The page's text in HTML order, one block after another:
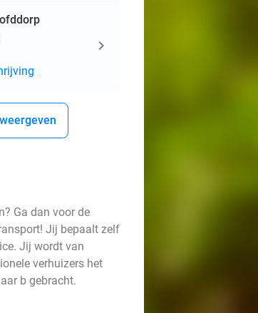
Ga dan voor de
Jij bepaalt zelf
Jij wordt van
verhuizers het
b gebracht.